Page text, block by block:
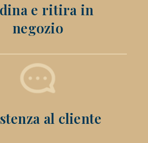
e ritira in
negozio
al cliente